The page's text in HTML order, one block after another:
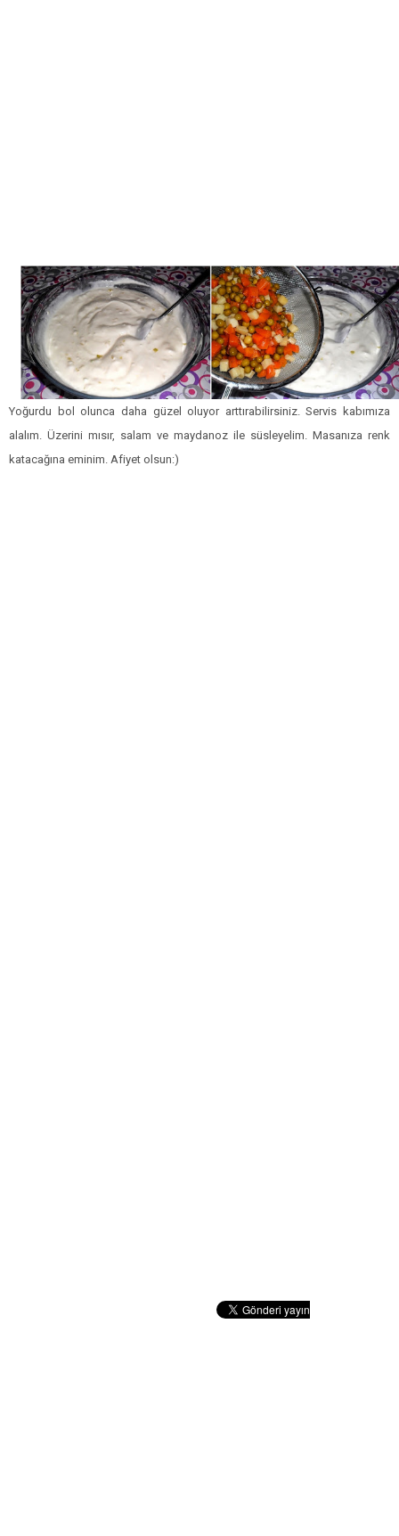
Yoğurdu bol olunca daha güzel oluyor arttırabilirsiniz. Servis kabımıza
alalım. Üzerini mısır, salam ve maydanoz ile süsleyelim. Masanıza renk
katacağına eminim. Afiyet olsun:)